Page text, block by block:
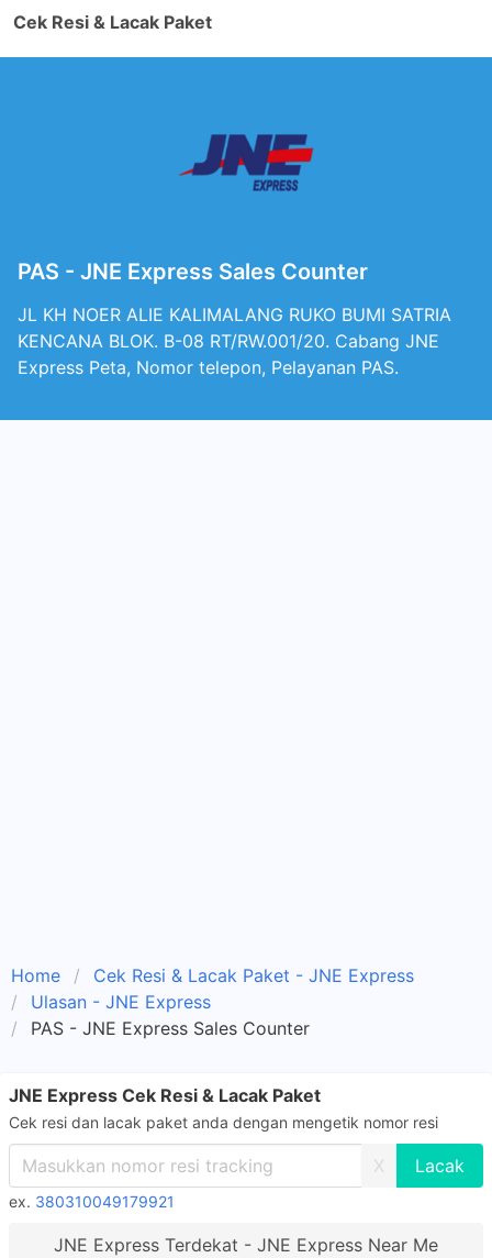
Cek Resi & Lacak Paket
PAS - JNE Express Sales Counter
JL KH NOER ALIE KALIMALANG RUKO BUMI SATRIA
KENCANA BLOK. B-08 RT/RW.001/20. Cabang JNE
Express Peta, Nomor telepon, Pelayanan PAS.
Home
Cek Resi & Lacak Paket - JNE Express
Ulasan - JNE Express
PAS - JNE Express Sales Counter
JNE Express Cek Resi & Lacak Paket
Cek resi dan lacak paket anda dengan mengetik nomor resi
X
ex. 380310049179921
JNE Express Terdekat - JNE Express Near Me